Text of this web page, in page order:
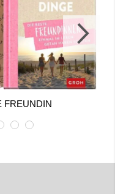
FREUNDIN